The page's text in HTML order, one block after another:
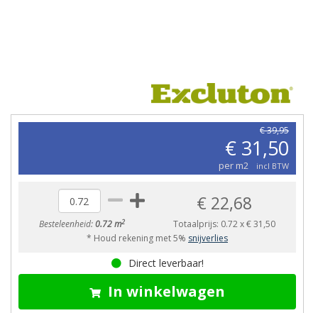
€ 39,95
€ 31,50
per m2 incl BTW
Besteleenheid:0.72 m2
€ 22,68
Totaalprijs: 0.72x€ 31,50
* Houd rekening met 5% snijverlies
Direct leverbaar!
In winkelwagen